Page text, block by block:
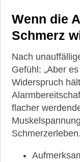
Wenn die
Schmerz
Nach
Gefühl: „Aber
Widerspruch
flacher
Schmerzerleben.